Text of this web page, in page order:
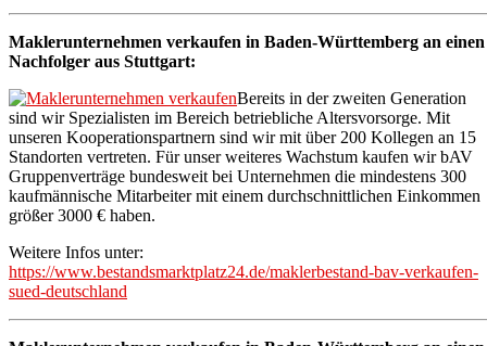
Maklerunternehmen verkaufen in Baden-Württemberg an einen
Nachfolger aus Stuttgart:
Bereits in der zweiten Generation
sind wir Spezialisten im Bereich betriebliche Altersvorsorge. Mit
unseren Kooperationspartnern sind wir mit über 200 Kollegen an 15
Standorten vertreten. Für unser weiteres Wachstum kaufen wir bAV
Gruppenverträge bundesweit bei Unternehmen die mindestens 300
kaufmännische Mitarbeiter mit einem durchschnittlichen Einkommen
größer 3000 € haben.
Weitere Infos unter:
https://www.bestandsmarktplatz24.de/maklerbestand-bav-verkaufen-
sued-deutschland